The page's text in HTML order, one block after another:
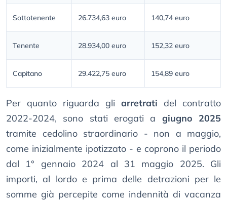
Sottotenente 26.734,63 euro 140,74 euro
Tenente 28.934,00 euro 152,32 euro
Capitano 29.422,75 euro 154,89 euro
Per quanto riguarda gli arretrati del contratto
2022-2024, sono stati erogati a giugno 2025
tramite cedolino straordinario - non a maggio,
come inizialmente ipotizzato - e coprono il periodo
dal 1° gennaio 2024 al 31 maggio 2025. Gli
importi, al lordo e prima delle detrazioni per le
somme già percepite come indennità di vacanza